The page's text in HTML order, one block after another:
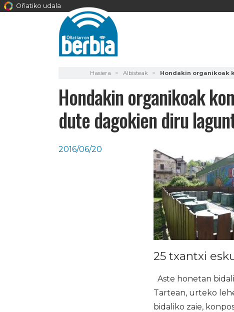
Oñatiko udala
Hasiera Albisteak Hondakin organikoak
Hondakin organikoak
dute dagokien diru
2016/06/20
25 txantxi
Aste honetan
Tartean, urteko
bidaliko zaie,